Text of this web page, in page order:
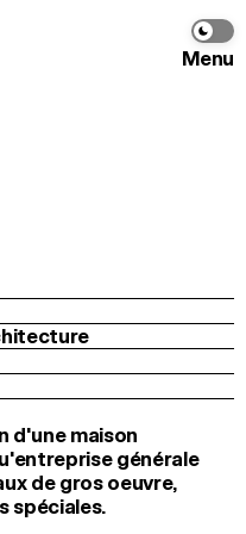
Menu
d'une maison
générale
de gros oeuvre,
spéciales.﻿